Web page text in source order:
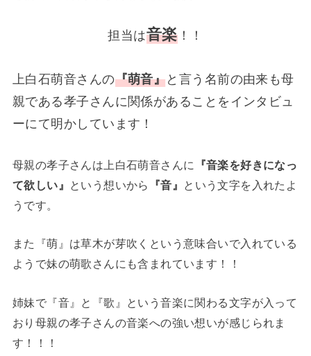
担当は音楽！！
上白石萌音さんの『萌音』 と言う名前の由来も母
親である孝子さんに関係があることをインタビュ
ーにて明かしています！
母親の孝子さんは上白石萌音さんに
『音楽を好きになっ
て欲しい』
という想いから 『音』
という文字を入れたよ
うです。
また『萌』は草木が芽吹くという意味合いで入れている
ようで妹の萌歌さんにも含まれています！！
姉妹で『音』と『歌』という音楽に関わる文字が入って
おり母親の孝子さんの音楽への強い想いが感じられま
す！！！